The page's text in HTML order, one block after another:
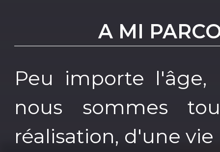
A MI
Peu importe l'âge,
nous sommes
réalisation, d'une